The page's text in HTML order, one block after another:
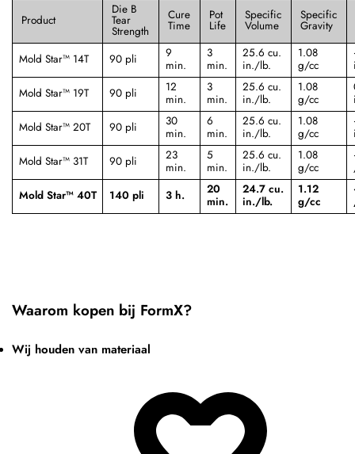
Product
Die B
Tear
Strength
Cure
Time
Pot
Life
Specific
Volume
Specific
Gravity
Mold Star™ 14T 90 pli
9
min.
3
min.
25.6 cu.
in./lb.
1.08
g/cc
Mold Star™ 19T
90 pli
12
min.
3
min.
25.6 cu.
in./lb.
1.08
g/cc
Mold Star™ 20T
90 pli
30
min.
6
min.
25.6 cu.
in./lb.
1.08
g/cc
Mold Star™ 31T
90 pli
23
min.
5
min.
25.6 cu.
in./lb.
1.08
g/cc
Mold Star™ 40T
140 pli 3 h.
20
min.
24.7 cu.
in./lb.
1.12
g/cc
Waarom kopen bij FormX?
Wij houden van materiaal